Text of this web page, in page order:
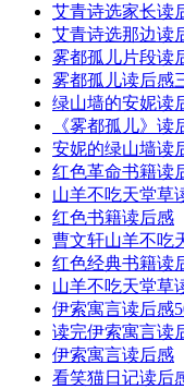
艾青诗选家长读
艾青诗选那边读
雾都孤儿片段读
雾都孤儿读后感
绿山墙的安妮读
《雾都孤儿》读
安妮的绿山墙读
红色革命书籍读
山羊不吃天堂草
红色书籍读后感
曹文轩山羊不吃
红色经典书籍读
山羊不吃天堂草
伊索寓言读后感
读完伊索寓言读
伊索寓言读后感
看笑猫日记读后